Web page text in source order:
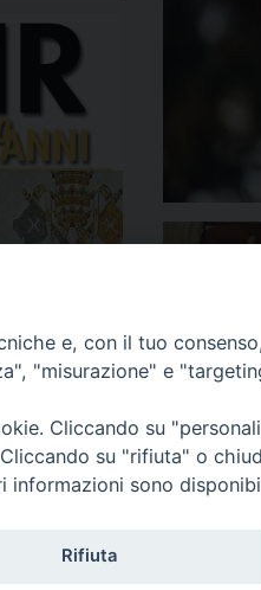
Apertura
e, con il tuo
"misurazione" e
Cliccando su
su "rifiuta" o
informazioni sono
Rifiuta